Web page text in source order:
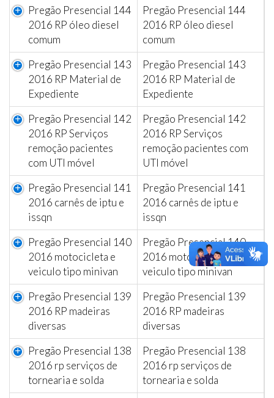
Pregão Presencial 144
2016 RP óleo diesel
comum
Pregão Presencial 144
2016 RP óleo diesel
comum
Pregão Presencial 143
2016 RP Material de
Expediente
Pregão Presencial 143
2016 RP Material de
Expediente
Pregão Presencial 142
2016 RP Serviços
remoção pacientes
com UTI móvel
Pregão Presencial 142
2016 RP Serviços
remoção pacientes com
UTI móvel
Pregão Presencial 141
2016 carnês de iptu e
issqn
Pregão Presencial 141
2016 carnês de iptu e
issqn
Pregão Presencial 140
2016 motocicleta e
veiculo tipo minivan
Pregão Presencial 140
2016 motocicleta e
veiculo tipo minivan
Pregão Presencial 139
2016 RP madeiras
diversas
Pregão Presencial 139
2016 RP madeiras
diversas
Pregão Presencial 138
2016 rp serviços de
tornearia e solda
Pregão Presencial 138
2016 rp serviços de
tornearia e solda